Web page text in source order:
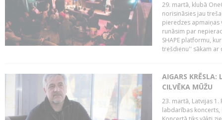
29. martā, klubā
norisināsies jau
pieredzes apmaiņas
runāsim par
SHAPE platformu,
trešdienu'' sākam ar
AIGARS KRĒSLA:
CILVĒKA MŪŽU
23. martā, Latvijas 1.
labdarības koncerts,